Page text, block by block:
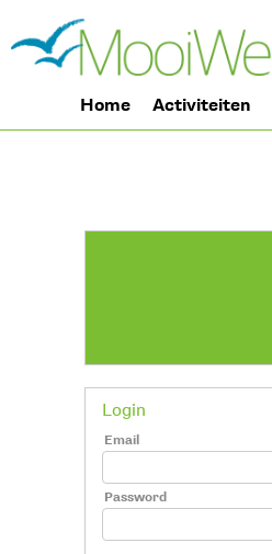
Home Activiteiten
Login
Email
Password